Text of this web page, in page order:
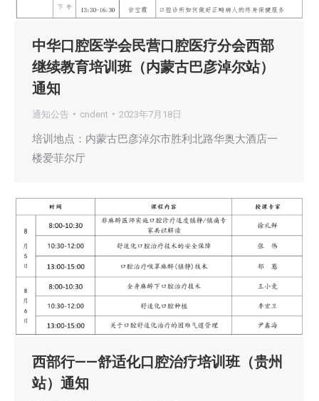
中华口腔医学会民营口腔医疗分会西部
继续教育培训班（内蒙古巴彦淖尔站）
通知
通知公告 cndent 2023年7月18日
培训地点：内蒙古巴彦淖尔市胜利北路华奥大酒店一
楼爱菲尔厅
西部行——舒适化口腔治疗培训班（贵州
站）通知